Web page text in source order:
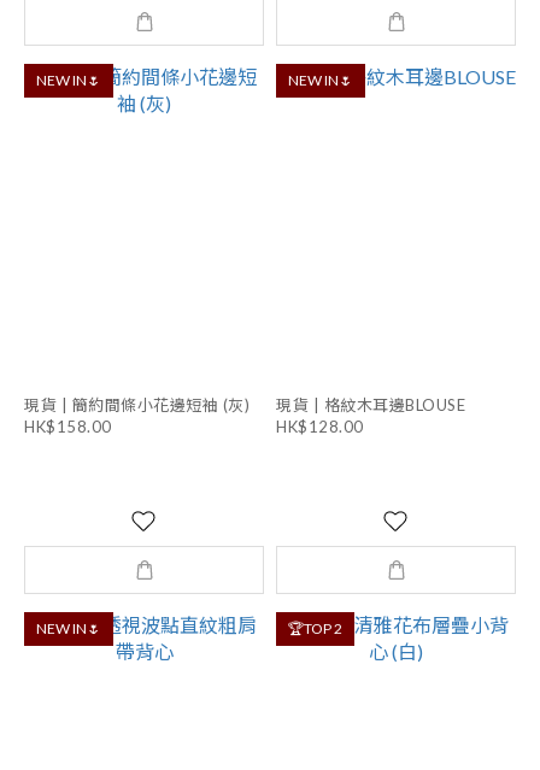
NEW IN🌷
現貨 | 簡約間條小花邊短袖 (灰)
HK$158.00
NEW IN🌷
現貨 | 格紋木耳邊BLOUSE
HK$128.00
NEW IN🌷 🏆TOP 2